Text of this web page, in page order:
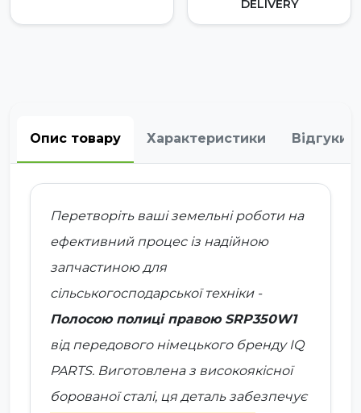
DELIVERY
Опис товару Характеристики Відгуки
Перетворіть ваші земельні роботи на
ефективний процес із надійною
запчастиною для
сільськогосподарської техніки -
Полосою полиці правою SRP350W1
від передового німецького бренду IQ
PARTS. Виготовлена з високоякісної
борованої сталі, ця деталь забезпечує